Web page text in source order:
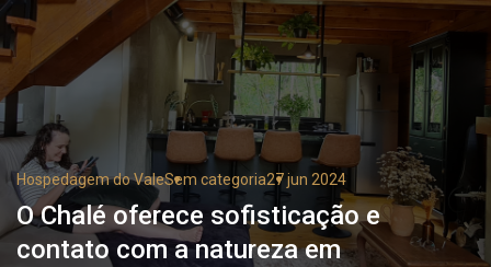
Hospedagem do ValeSem categoria27 jun 2024
O Chalé oferece sofisticação e
contato com a natureza em